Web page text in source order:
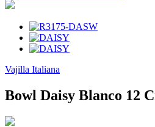
Vajilla Italiana
Bowl Daisy Blanco 12